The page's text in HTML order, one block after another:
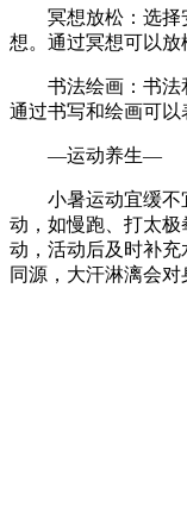
冥想放松：选择
想。通过冥想可以放
书法绘画：书法和
通过书写和绘画可以
—运动养生—
小暑运动宜缓不
动，如慢跑、打太
动，活动后及时补充
同源，大汗淋漓会对